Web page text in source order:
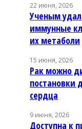
22 июня, 2026
Ученым
иммунные
их метаболи
15 июня, 2026
Рак можно
постановки
сердца
9 июня, 2026
Доступна к